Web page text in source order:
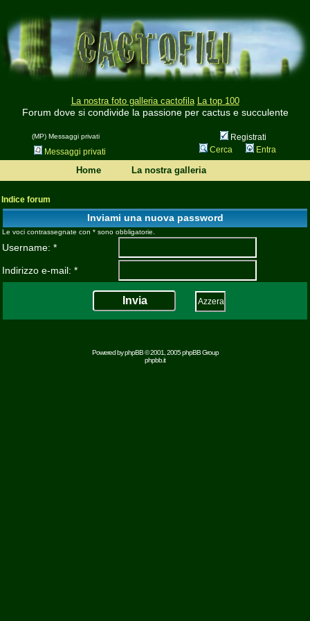
La nostra foto galleria cactofila La top 100
Forum dove si condivide la passione per cactus e succulente
(MP) Messaggi privati
Registrati
Messaggi privati
Cerca Entra
Home La nostra galleria
Indice forum
Inviami una nuova password
Le voci contrassegnate con * sono obbligatorie.
Username: *
Indirizzo e-mail: *
Powered byphpBB© 2001, 2005 phpBB Group
phpbb.it